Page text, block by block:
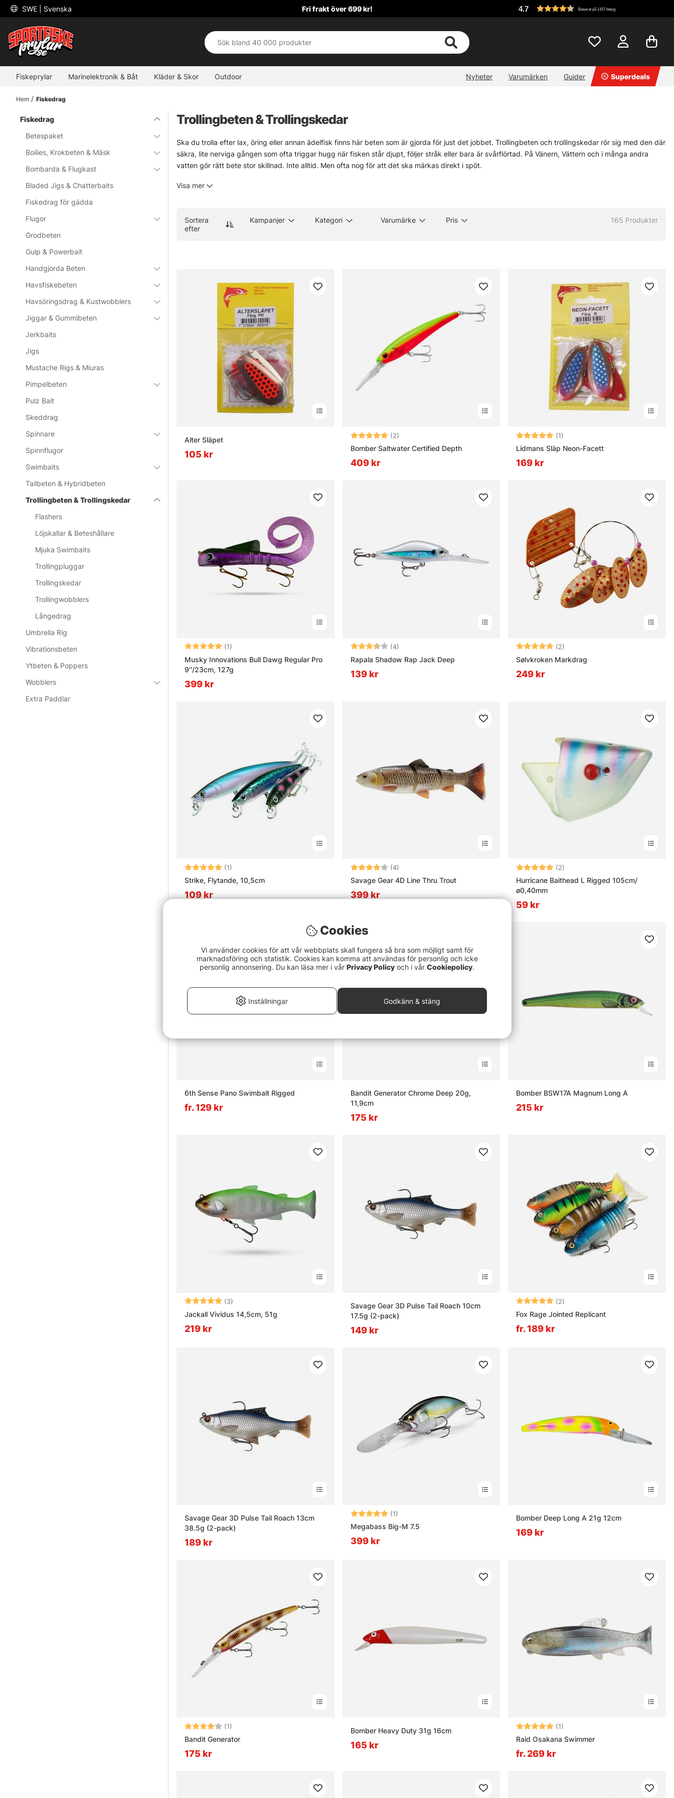
SWE | Svenska Fri frakt över 699 kr! 4.7 Baserat på 1157 betyg
Fiskeprylar Marinelektronik & Båt Kläder & Skor Outdoor Nyheter Varumärken Guider Superdeals
Hem Fiskedrag
Fiskedrag
Betespaket
Boilies, Krokbeten & Mäsk
Bombarda & Flugkast
Bladed Jigs & Chatterbaits
Fiskedrag för gädda
Flugor
Grodbeten
Gulp & Powerbait
Handgjorda Beten
Havsfiskebeten
Havsöringsdrag & Kustwobblers
Jiggar & Gummibeten
Jerkbaits
Jigs
Mustache Rigs & Miuras
Pimpelbeten
Pulz Bait
Skeddrag
Spinnare
Spinnflugor
Swimbaits
Tailbeten & Hybridbeten
Trollingbeten & Trollingskedar
Flashers
Löjskallar & Beteshållare
Mjuka Swimbaits
Trollingpluggar
Trollingskedar
Trollingwobblers
Långedrag
Umbrella Rig
Vibrationsbeten
Ytbeten & Poppers
Wobblers
Extra Paddlar
Trollingbeten & Trollingskedar
Ska du trolla efter lax, öring eller annan ädelfisk finns här beten som är gjorda för just det jobbet. Trollingbeten och trollingskedar rör sig med den där
säkra, lite nerviga gången som ofta triggar hugg när fisken står djupt, följer stråk eller bara är svårflörtad. På Vänern, Vättern och i många andra
vatten gör rätt bete stor skillnad. Inte alltid. Men ofta nog för att det ska märkas direkt i spöt.
riktig trollingfisket. Sortimentet rymmer också löjskallar, beteshållare, trollingpluggar, trollingwobblers och långedrag, så det går att bygga en rigg
» Tillbaka till fiskedrag
Vad är ett trollingbete?
Vad är en trollingsked?
Vad skiljer trollingwobbler från trollingsked?
När fungerar trollingbeten bäst?
Visa mer
Sortera
efter
Kampanjer Kategori Varumärke Pris 165 Produkter
Alter Släpet
105 kr
Betyg: (2)
Bomber Saltwater Certified Depth
409 kr
Betyg: (1)
Lidmans Släp Neon-Facett
169 kr
Betyg: (1)
Musky Innovations Bull Dawg Regular Pro
9''/23cm, 127g
399 kr
Betyg: (4)
Rapala Shadow Rap Jack Deep
139 kr
Betyg: (2)
Sølvkroken Markdrag
249 kr
Betyg: (1)
Strike, Flytande, 10,5cm
109 kr
Betyg: (4)
Savage Gear 4D Line Thru Trout
399 kr
Betyg: (2)
Hurricane Baithead L Rigged 105cm/
ø0,40mm
59 kr
6th Sense Pano Swimbait Rigged
fr. 129 kr
Bandit Generator Chrome Deep 20g,
11,9cm
175 kr
Bomber BSW17A Magnum Long A
215 kr
Betyg: (3)
Jackall Vividus 14,5cm, 51g
219 kr
Savage Gear 3D Pulse Tail Roach 10cm
17.5g (2-pack)
149 kr
Betyg: (2)
Fox Rage Jointed Replicant
fr. 189 kr
Savage Gear 3D Pulse Tail Roach 13cm
38.5g (2-pack)
189 kr
Betyg: (1)
Megabass Big-M 7.5
399 kr
Bomber Deep Long A 21g 12cm
169 kr
Betyg: (1)
Bandit Generator
175 kr
Bomber Heavy Duty 31g 16cm
165 kr
Betyg: (1)
Raid Osakana Swimmer
fr. 269 kr
Cookies
Vi använder cookies för att vår webbplats skall fungera så bra som möjligt samt för
marknadsföring och statistik. Cookies kan komma att användas för personlig och icke
personlig annonsering. Du kan läsa mer i vår Privacy Policy och i vår Cookiepolicy.
Inställningar Godkänn & stäng